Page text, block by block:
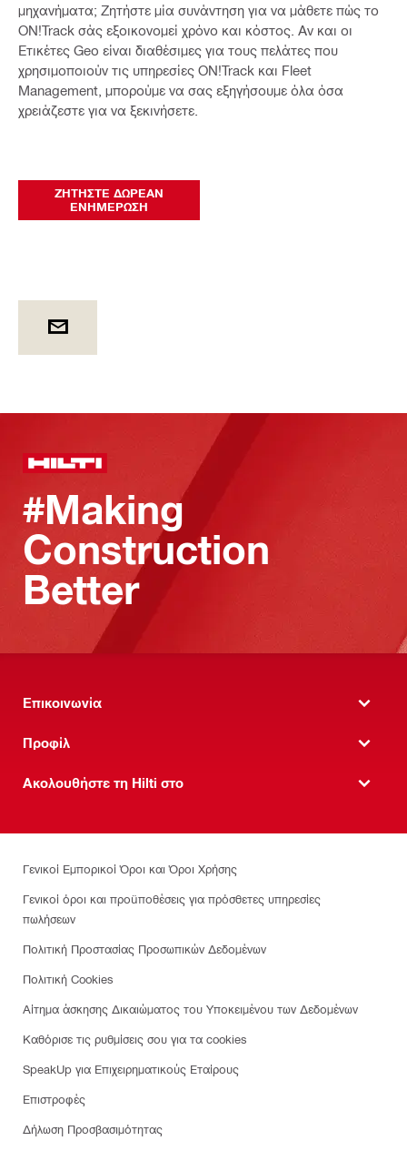
μηχανήματα; Ζητήστε μία συνάντηση για να μάθετε πώς το
ON!Track σάς εξοικονομεί χρόνο και κόστος. Αν και οι
Ετικέτες Geo είναι διαθέσιμες για τους πελάτες που
χρησιμοποιούν τις υπηρεσίες ON!Track και Fleet
Management, μπορούμε να σας εξηγήσουμε όλα όσα
χρειάζεστε για να ξεκινήσετε.
ΖΗΤΉΣΤΕ ΔΩΡΕΆΝ
ΕΝΗΜΈΡΩΣΗ
#Making
Construction
Better
Επικοινωνία
Προφίλ
Ακολουθήστε τη Hilti στο
Γενικοί Εμπορικοί Όροι και Όροι Χρήσης
Γενικοί όροι και προϋποθέσεις για πρόσθετες υπηρεσίες
πωλήσεων
Πολιτική Προστασίας Προσωπικών Δεδομένων
Πολιτική Cookies
Αίτημα άσκησης Δικαιώματος του Υποκειμένου των Δεδομένων
Καθόρισε τις ρυθμίσεις σου για τα cookies
SpeakUp για Επιχειρηματικούς Εταίρους
Επιστροφές
Δήλωση Προσβασιμότητας